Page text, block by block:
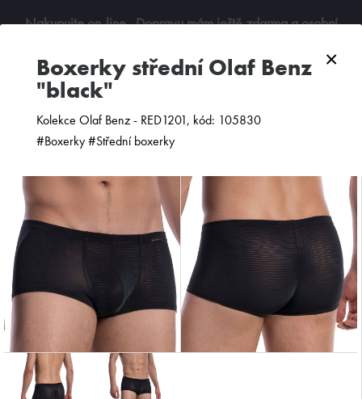
×
boxerky střední Olaf Benz
"black"
Kolekce Olaf Benz - RED1201, kód: 105830
#Boxerky #Střední boxerky
Nakupujte on-line. Dopravu mám ještě zdarma a osobní
ZOBRAZIT FILTR
PODLE CENY OD NEJNOVĚJŠÍCH